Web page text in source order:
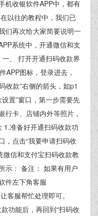
机收银软件APP中，都有
以往的教程中，我们已
们再次给大家简要说明一
系统中，开通微信和支
、 打开开通扫码收款界
APP图标，登录进去，
收款”右侧的箭头，如p1
置”窗口，第一步需要先
行卡、店铺内外等照片，
1.准备好开通扫码收款功
，点击“我要申请扫码收
微信和支付宝扫码收款教
示： 备注： 如果有用户
件左下角客服
客服帮忙处理即可。
功能后，再回到“扫码收